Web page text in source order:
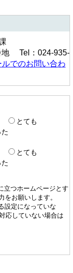
地 Tel：024-935-
ルでのお問い合わ
とても
た
とても
た
立つホームページとす
をお願いします。
設定になっていな
応していない場合は